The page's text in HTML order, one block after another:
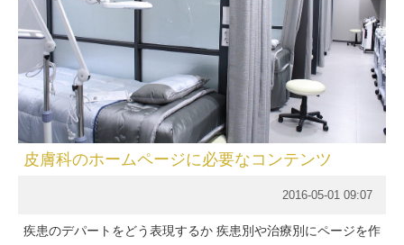
皮膚科のホームページに必要なコンテンツ
2016-05-01 09:07
疾患のデパートをどう表現するか 疾患別や治療別にページを作